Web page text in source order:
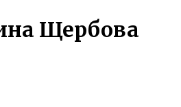
Щербова